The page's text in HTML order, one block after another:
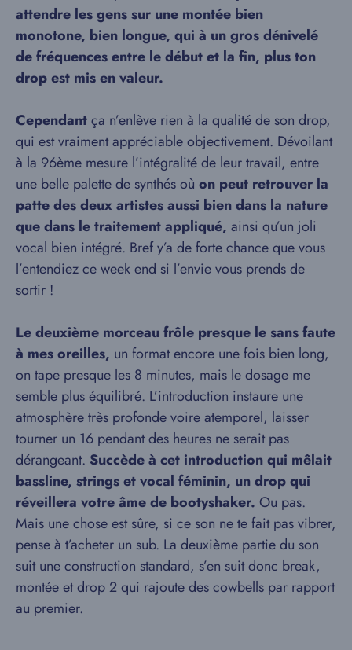
attendre les gens sur une montée bien
monotone, bien longue, qui à un gros dénivelé
de fréquences entre le début et la fin, plus ton
drop est mis en valeur.
Cependantça n’enlève rien à la qualité de son drop,
qui est vraiment appréciable objectivement. Dévoilant
à la 96ème mesure l’intégralité de leur travail, entre
une belle palette de synthés où on peut retrouver la
patte des deux artistes aussi bien dans la nature
que dans le traitement appliqué, ainsi qu’un joli
vocal bien intégré. Bref y’a de forte chance que vous
l’entendiez ce week end si l’envie vous prends de
sortir !
Le deuxième morceau frôle presque le sans faute
à mes oreilles, un format encore une fois bien long,
on tape presque les 8 minutes, mais le dosage me
semble plus équilibré. L’introduction instaure une
atmosphère très profonde voire atemporel, laisser
tourner un 16 pendant des heures ne serait pas
dérangeant. Succède à cet introduction qui mêlait
bassline, strings et vocal féminin, un drop qui
réveillera votre âme de bootyshaker. Ou pas.
Mais une chose est sûre, si ce son ne te fait pas vibrer,
pense à t’acheter un sub. La deuxième partie du son
suit une construction standard, s’en suit donc break,
montée et drop 2 qui rajoute des cowbells par rapport
au premier.